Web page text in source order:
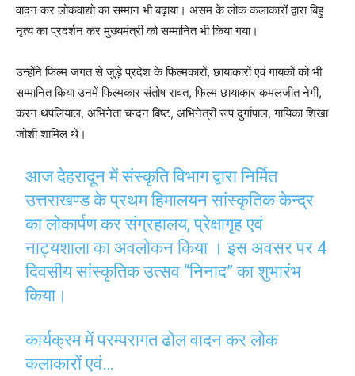
वादन कर लोकवाद्यो का सम्मान भी बढ़ाया। असम के लोक कलाकारों द्वारा बिहु
नृत्य का प्रदर्शन कर मुख्यमंत्री को सम्मानित भी किया गया।
उन्होंने फिल्म जगत से जुड़े प्रदेश के फिल्मकारों, छायाकारों एवं गायकों को भी
सम्मानित किया उनमें फिल्मकार संतोष रावत, फिल्म छायाकार कमलजीत नेगी,
करन थपलियाल, अभिनेता चन्दन बिष्ट, अभिनेत्री रूप दुर्गापाल, गायिका शिखा
जोशी शामिल थे।
आज देहरादून में संस्कृति विभाग द्वारा निर्मित
उत्तराखण्ड के प्रथम हिमालयन सांस्कृतिक केन्द्र
का लोकार्पण कर संग्रहालय, प्रेक्षागृह एवं
नाट्यशाला का अवलोकन किया । इस अवसर पर 4
दिवसीय सांस्कृतिक उत्सव “निनाद” का शुभारंभ
किया।
कार्यक्रम में परम्परागत ढोल वादन कर लोक
कलाकारों एवं…